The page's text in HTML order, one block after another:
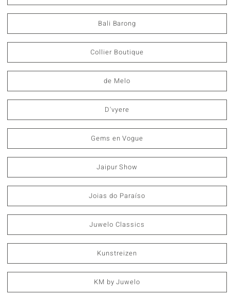
Bali Barong
Collier Boutique
de Melo
D'vyere
Gems en Vogue
Jaipur Show
Joias do Paraíso
Juwelo Classics
Kunstreizen
KM by Juwelo